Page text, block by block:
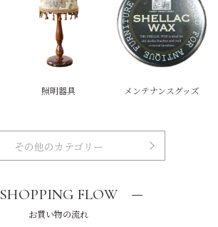
照明器具 メンテナンスグッズ
その他のカテゴリー
SHOPPING FLOW
お買い物の流れ